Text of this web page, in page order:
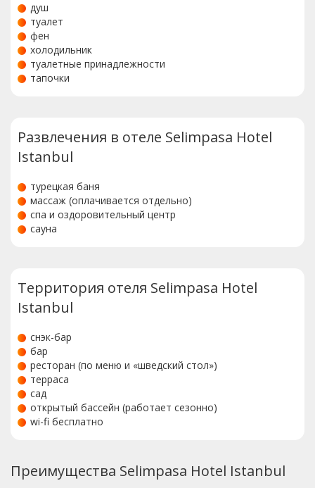
душ
туалет
фен
холодильник
туалетные принадлежности
тапочки
Развлечения в отеле Selimpasa Hotel
Istanbul
турецкая баня
массаж (оплачивается отдельно)
спа и оздоровительный центр
сауна
Территория отеля Selimpasa Hotel
Istanbul
снэк-бар
бар
ресторан (по меню и «шведский стол»)
терраса
сад
открытый бассейн (работает сезонно)
wi-fi бесплатно
Преимущества Selimpasa Hotel Istanbul